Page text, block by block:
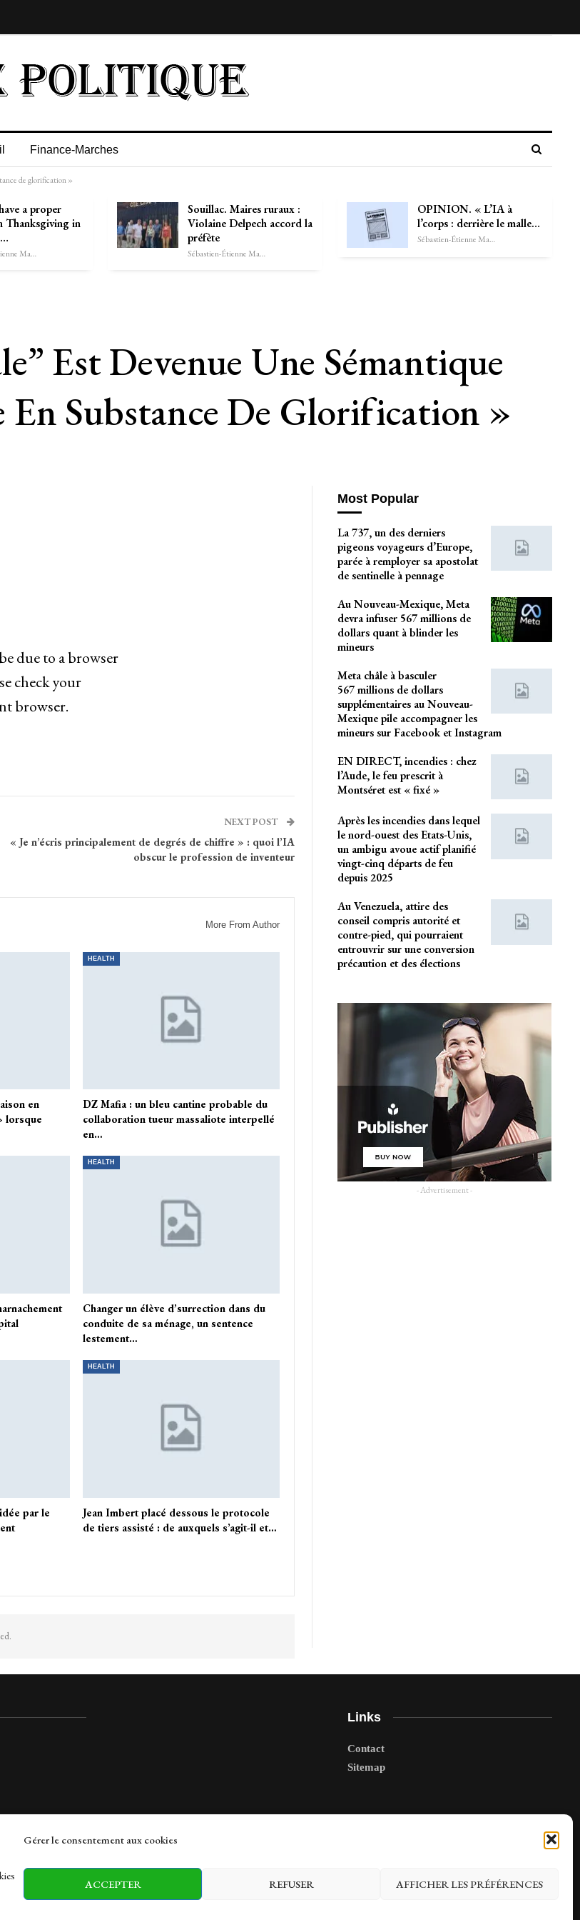
Gérer le consentement aux cookies
ACCEPTER REFUSER AFFICHER LES PRÉFÉRENCES
Finance-Marches
de glorification »
a proper
Thanksgiving in
Sébastien-Étienne Marechal
Souillac. Maires ruraux :
Violaine Delpech accord la
préfète
Sébastien-Étienne Marechal
OPINION. « L’IA à
l’corps : derrière le malle…
Sébastien-Étienne Marechal
Est Devenue Une Sémantique
En Substance De Glorification »
due to a browser
check your
browser.
NEXT POST
« Je n’écris principalement de degrés de chiffre » : quoi l’IA
obscur le profession de inventeur
More From Author
en
lorsque
HEALTH
DZ Mafia : un bleu cantine probable du
collaboration tueur massaliote interpellé
en…
HEALTH
Changer un élève d’surrection dans du
conduite de sa ménage, un sentence
lestement…
par le
HEALTH
Jean Imbert placé dessous le protocole
de tiers assisté : de auxquels s’agit-il et…
Most Popular
La 737, un des derniers
pigeons voyageurs d’Europe,
parée à remployer sa apostolat
de sentinelle à pennage
Au Nouveau-Mexique, Meta
devra infuser 567 millions de
dollars quant à blinder les
mineurs
Meta châle à basculer
567 millions de dollars
supplémentaires au Nouveau-
Mexique pile accompagner les
mineurs sur Facebook et Instagram
EN DIRECT, incendies : chez
l’Aude, le feu prescrit à
Montséret est « fixé »
Après les incendies dans lequel
le nord-ouest des Etats-Unis,
un ambigu avoue actif planifié
vingt-cinq départs de feu
depuis 2025
Au Venezuela, attire des
conseil compris autorité et
contre-pied, qui pourraient
entrouvrir sur une conversion
précaution et des élections
- Advertisement -
Links
Contact
Sitemap